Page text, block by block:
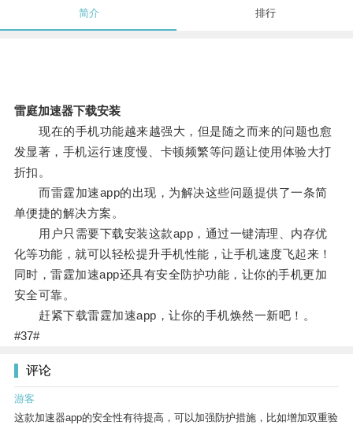
简介 排行
雷庭加速器下载安装
现在的手机功能越来越强大，但是随之而来的问题也愈
发显著，手机运行速度慢、卡顿频繁等问题让使用体验大打
折扣。
而雷霆加速app的出现，为解决这些问题提供了一条简
单便捷的解决方案。
用户只需要下载安装这款app，通过一键清理、内存优
化等功能，就可以轻松提升手机性能，让手机速度飞起来！
同时，雷霆加速app还具有安全防护功能，让你的手机更加
安全可靠。
赶紧下载雷霆加速app，让你的手机焕然一新吧！。
#37#
评论
游客
这款加速器app的安全性有待提高，可以加强防护措施，比如增加双重验